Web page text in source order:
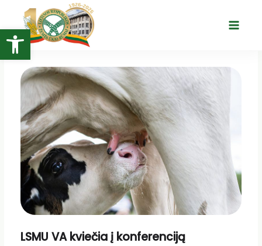
Open toolbar
turinio
Main
LSMU VA kviečia į konferenciją